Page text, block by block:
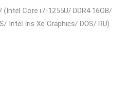
(Intel Core i7-1255U/ DDR4 16GB/
Intel Iris Xe Graphics/ DOS/ RU)